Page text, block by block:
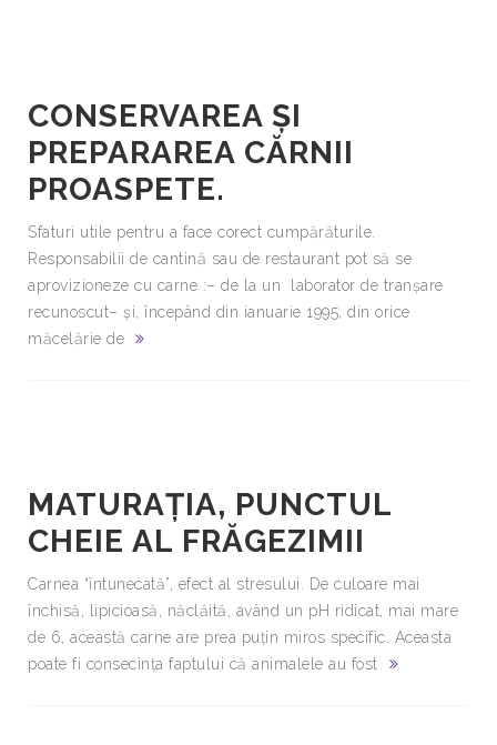
CONSERVAREA ŞI
PREPARAREA CĂRNII
PROASPETE.
Sfaturi utile pentru a face corect cumpărăturile.
Responsabilii de cantină sau de restaurant pot să se
aprovizioneze cu carne :– de la un laborator de tranşare
recunoscut– şi, începând din ianuarie 1995, din orice
măcelărie de
MATURAŢIA, PUNCTUL
CHEIE AL FRĂGEZIMII
Carnea “întunecată”, efect al stresului. De culoare mai
închisă, lipicioasă, năclăită, având un pH ridicat, mai mare
de 6, această carne are prea puţin miros specific. Aceasta
poate fi consecinţa faptului că animalele au fost